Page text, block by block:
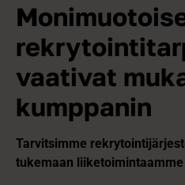
vaativat
kumppanin
Tarvitsimme
tukemaan